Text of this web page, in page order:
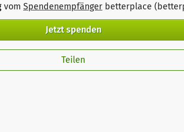
vom Spendenempfänger betterplace
Jetzt spenden
Teilen